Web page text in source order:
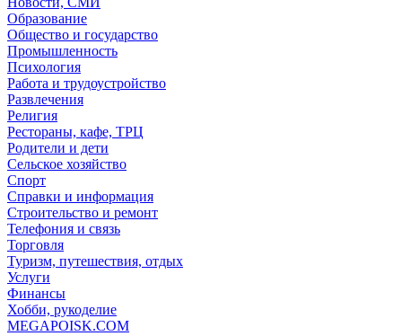
Образование
Общество и государство
Промышленность
Психология
Работа и трудоустройство
Развлечения
Религия
Рестораны, кафе, ТРЦ
Родители и дети
Сельское хозяйство
Спорт
Справки и информация
Строительство и ремонт
Телефония и связь
Торговля
Туризм, путешествия, отдых
Услуги
Финансы
Хобби, рукоделие
MEGAPOISK.COM